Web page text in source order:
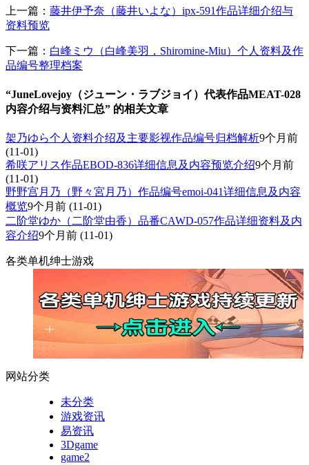
上一篇： 藤井伊予奈（藤井いよな）ipx-591作品详细介绍与
资料预览
下一篇： 白峰ミウ（白峰美羽，Shiromine-Miu）个人资料及作
品编号整理档案
“JuneLovejoy（ジューン・ラブジョイ）代表作品MEAT-028
内容介绍与资料汇总” 的相关文章
架乃ゆら个人资料介绍及主要影视作品编号归档解析9个月前
(11-01)
希咲アリス作品EBOD-836详细信息及内容预览介绍9个月前
(11-01)
野野宫月乃（野々宮月乃）作品编号emoi-041详细信息及内容
概览9个月前 (11-01)
二阶堂ゆか（二阶堂由香）品番CAWD-057作品详细资料及内
容介绍9个月前 (11-01)
各类单机绅士游戏
网站分类
未分类
游戏资讯
易资讯
3Dgame
game2